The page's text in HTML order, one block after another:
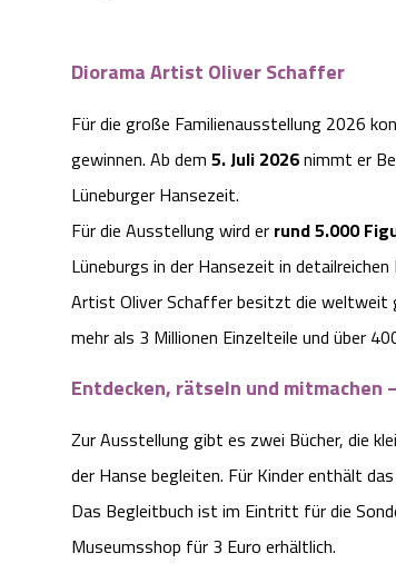
Diorama Artist Oliver Schaffer
Für die große Familienausstellung 2026
gewinnen. Ab dem 5. Juli 2026nimmt er
Lüneburger Hansezeit.
Für die Ausstellung wird er rund 5.000
Lüneburgs in der Hansezeit in
Artist Oliver Schaffer besitzt die weltweit
mehr als 3 Millionen Einzelteile und über
Entdecken, rätseln und mitmachen
Zur Ausstellung gibt es zwei Bücher, die
der Hanse begleiten. Für Kinder enthält
Das Begleitbuch ist im Eintritt für die
Museumsshop für 3 Euro erhältlich.